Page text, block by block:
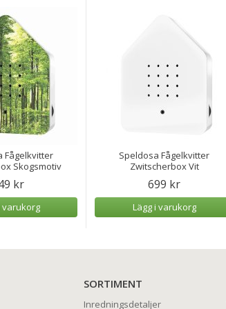
Fågelkvitter
Skogsmotiv
kr
varukorg
Speldosa Fågelkvitter
Zwitscherbox Vit
699 kr
Lägg i varukorg
SORTIMENT
Inredningsdetaljer